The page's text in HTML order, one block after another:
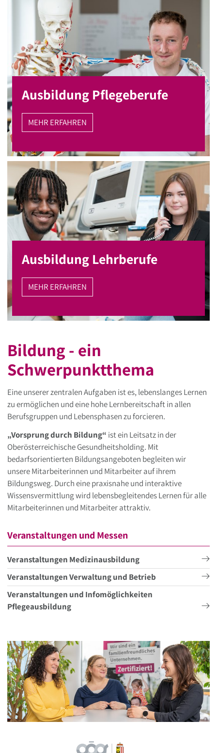
Ausbildung
Ausbildung Lehrberufe
MEHR ERFAHREN
Bildung - ein
Schwerpunktthema
Eine unserer zentralen Aufgaben ist es, lebenslanges Lernen
zu ermöglichen und eine hohe Lernbereitschaft in allen
Berufsgruppen und Lebensphasen zu forcieren.
„Vorsprung durch Bildung“ ist ein Leitsatz in der
Oberösterreichische Gesundheitsholding. Mit
bedarfsorientierten Bildungsangeboten begleiten wir
unsere Mitarbeiterinnen und Mitarbeiter auf ihrem
Bildungsweg. Durch eine praxisnahe und interaktive
Wissensvermittlung wird lebensbegleitendes Lernen für alle
Mitarbeiterinnen und Mitarbeiter attraktiv.
Veranstaltungen und Messen
Veranstaltungen Medizinausbildung
Veranstaltungen Verwaltung und Betrieb
Veranstaltungen und Infomöglichkeiten
Pflegeausbildung